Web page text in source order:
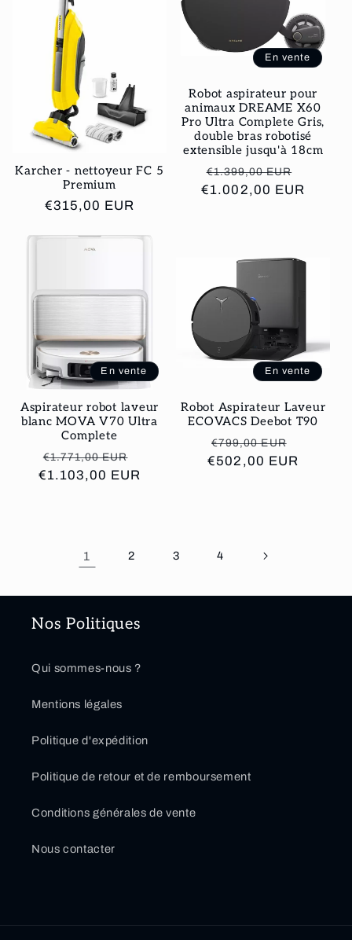
Karcher - nettoyeur FC 5
Premium
Prix
€315,00 EUR
En vente
Robot aspirateur pour
animaux DREAME X60
Pro Ultra Complete Gris,
double bras robotisé
extensible jusqu'à 18cm
Prix
habituel
€1.399,00 EUR
€1.002,00 EUR
En vente
Aspirateur robot laveur
blanc MOVA V70 Ultra
Complete
Prix
habituel
€1.771,00 EUR
promotionnel
€1.103,00 EUR
En vente
Robot Aspirateur Laveur
ECOVACS Deebot T90
Prix
habituel
€799,00 EUR
€502,00 EUR
1 2 3 4
Nos Politiques
Qui sommes-nous ?
Mentions légales
Politique d'expédition
Politique de retour et de remboursement
Conditions générales de vente
Nous contacter